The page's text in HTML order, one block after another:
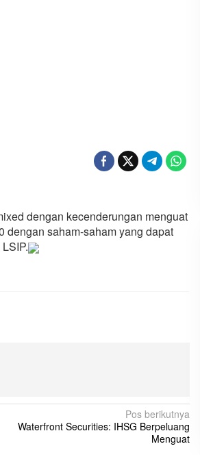
dengan kecenderungan menguat
dengan saham-saham yang dapat
Pos berikutnya
Waterfront Securities: IHSG Berpeluang
Menguat